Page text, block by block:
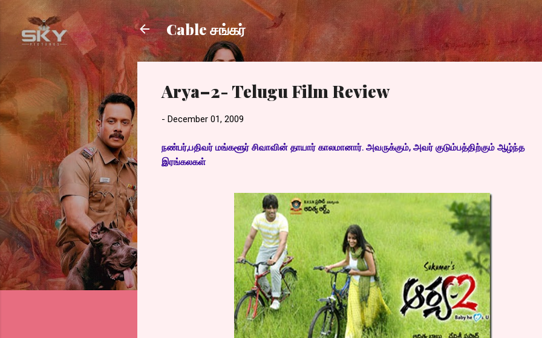
Skip to main content
Cable சங்கர்
Arya–2- Telugu Film Review
- December 01, 2009
நண்பர்,பதிவர் மங்களூர் சிவாவின் தாயார் காலமானார். அவருக்கும், அவர் குடும்பத்திற்கும் ஆழ்ந்த
இரங்கலகள்